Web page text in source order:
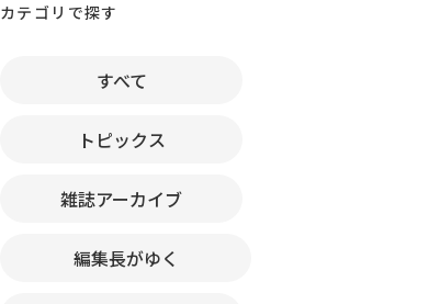
カテゴリで探す
すべて
トピックス
雑誌アーカイブ
編集長がゆく